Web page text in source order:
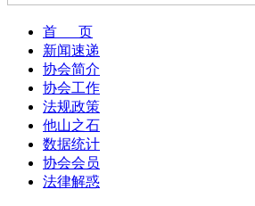
首 页
新闻速递
协会简介
协会工作
法规政策
他山之石
数据统计
协会会员
法律解惑